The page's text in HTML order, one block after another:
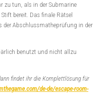
zu tun, als in der Submarine
bereit. Das finale Rätsel
der Abschlussmatheprüfung in der
benutzt und nicht allzu
findet ihr die Komplettlösung für
de-de/escape-room-